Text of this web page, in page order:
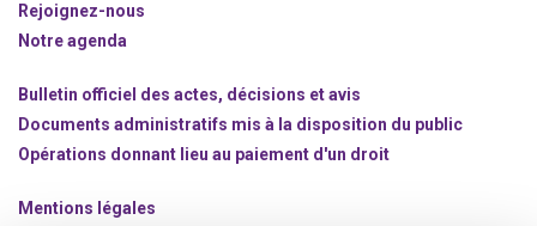
Rejoignez-nous
Notre agenda
Bulletin officiel des actes, décisions et avis
Documents administratifs mis à la disposition du public
Opérations donnant lieu au paiement d'un droit
Mentions légales